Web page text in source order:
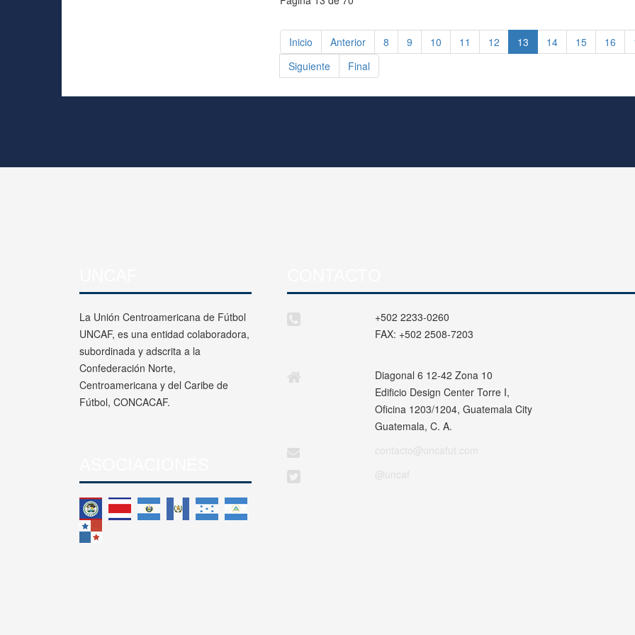
Inicio Anterior 8 9 10 11 12 13 14 15 16
Siguiente
Final
La Unión Centroamericana de Fútbol
UNCAF, es una entidad colaboradora,
subordinada y adscrita a la
Confederación Norte,
Centroamericana y del Caribe de
Fútbol, CONCACAF.
+502 2233-0260
FAX: +502 2508-7203
Diagonal 6 12-42 Zona 10
Edificio Design Center Torre I,
Oficina 1203/1204, Guatemala City
Guatemala, C. A.
contacto@uncafut.com
@uncaf